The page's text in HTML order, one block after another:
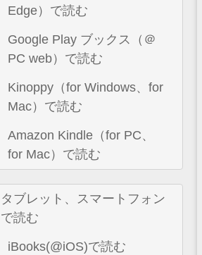
Edge）で読む
Google Play ブックス（＠
PC web）で読む
Kinoppy（for Windows、for
Mac）で読む
Amazon Kindle（for PC、
for Mac）で読む
タブレット、スマートフォン
で読む
iBooks(@iOS)で読む